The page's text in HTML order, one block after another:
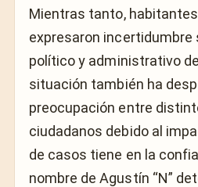
Mientras tanto,
expresaron incertidumbre
político y administrativo
situación también ha
preocupación entre
ciudadanos debido al
de casos tiene en la
nombre de Agustín “N”